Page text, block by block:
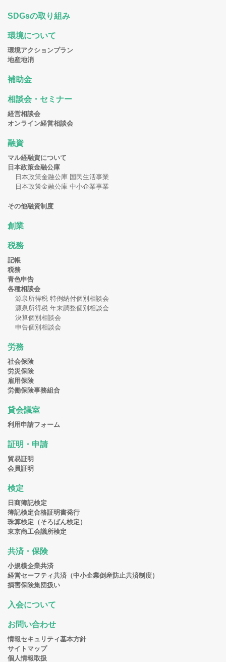
SDGsの取り組み
環境について
環境アクションプラン
地産地消
補助金
相談会・セミナー
経営相談会
オンライン経営相談会
融資
マル経融資について
日本政策金融公庫
日本政策金融公庫 国民生活事業
日本政策金融公庫 中小企業事業
その他融資制度
創業
税務
記帳
税務
青色申告
各種相談会
源泉所得税 特例納付個別相談会
源泉所得税 年末調整個別相談会
決算個別相談会
申告個別相談会
労務
社会保険
労災保険
雇用保険
労働保険事務組合
貸会議室
利用申請フォーム
証明・申請
貿易証明
会員証明
検定
日商簿記検定
簿記検定合格証明書発行
珠算検定（そろばん検定）
東京商工会議所検定
共済・保険
小規模企業共済
経営セーフティ共済（中小企業倒産防止共済制度）
損害保険集団扱い
入会について
お問い合わせ
情報セキュリティ基本方針
サイトマップ
個人情報取扱